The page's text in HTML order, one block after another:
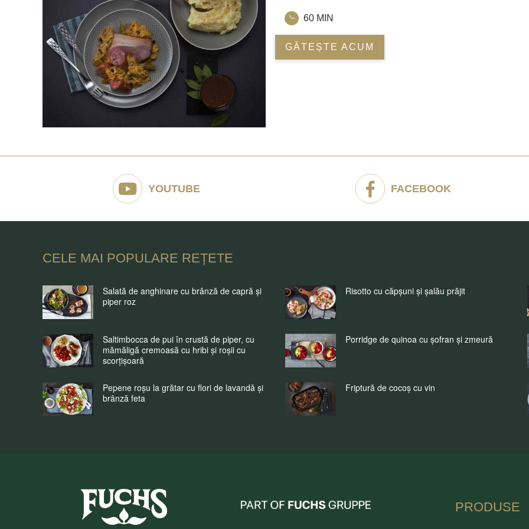
60 MIN
GĂTEȘTE ACUM
YOUTUBE FACEBOOK
CELE MAI POPULARE REȚETE
Salată de anghinare cu brânză de capră și
piper roz
Risotto cu căpșuni și șalău prăjit
Saltimbocca de pui în crustă de piper, cu
mămăligă cremoasă cu hribi și roșii cu
scorțișoară
Porridge de quinoa cu șofran și zmeură
Pepene roșu la grătar cu flori de lavandă și
brânză feta
Friptură de cocoș cu vin
PRODUSE